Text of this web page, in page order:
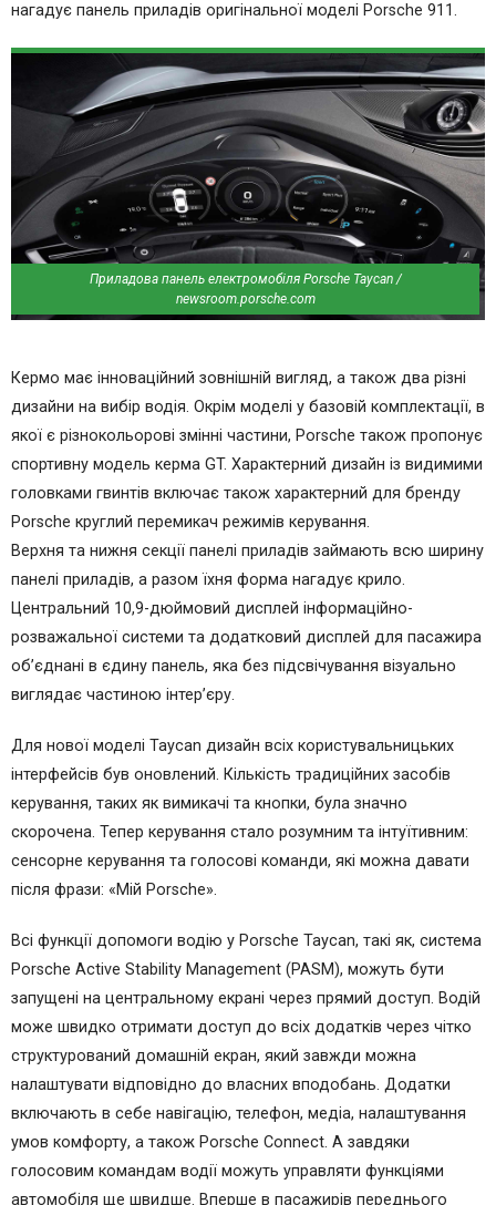
нагадує панель приладів оригінальної моделі Porsche 911.
Приладова панель електромобіля Porsche Taycan /
newsroom.porsche.com
Кермо має інноваційний зовнішній вигляд, а також два різні
дизайни на вибір водія. Окрім моделі у базовій комплектації, в
якої є різнокольорові змінні частини, Porsche також пропонує
спортивну модель керма GT. Характерний дизайн із видимими
головками гвинтів включає також характерний для бренду
Porsche круглий перемикач режимів керування.
Верхня та нижня секції панелі приладів займають всю ширину
панелі приладів, а разом їхня форма нагадує крило.
Центральний 10,9-дюймовий дисплей інформаційно-
розважальної системи та додатковий дисплей для пасажира
об’єднані в єдину панель, яка без підсвічування візуально
виглядає частиною інтер’єру.
Для нової моделі Taycan дизайн всіх користувальницьких
інтерфейсів був оновлений. Кількість традиційних засобів
керування, таких як вимикачі та кнопки, була значно
скорочена. Тепер керування стало розумним та інтуїтивним:
сенсорне керування та голосові команди, які можна давати
після фрази: «Мій Porsche».
Всі функції допомоги водію у Porsche Taycan, такі як, система
Porsche Active Stability Management (PASM), можуть бути
запущені на центральному екрані через прямий доступ. Водій
може швидко отримати доступ до всіх додатків через чітко
структурований домашній екран, який завжди можна
налаштувати відповідно до власних вподобань. Додатки
включають в себе навігацію, телефон, медіа, налаштування
умов комфорту, а також Porsche Connect. А завдяки
голосовим командам водії можуть управляти функціями
автомобіля ще швидше. Вперше в пасажирів переднього